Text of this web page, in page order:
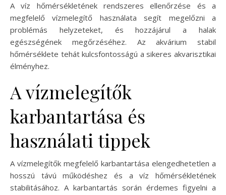
A víz hőmérsékletének rendszeres ellenőrzése és a
megfelelő vízmelegítő használata segít megelőzni a
problémás helyzeteket, és hozzájárul a halak
egészségének megőrzéséhez. Az akvárium stabil
hőmérséklete tehát kulcsfontosságú a sikeres akvarisztikai
élményhez.
A vízmelegítők
karbantartása és
használati tippek
A vízmelegítők megfelelő karbantartása elengedhetetlen a
hosszú távú működéshez és a víz hőmérsékletének
stabilitásához. A karbantartás során érdemes figyelni a